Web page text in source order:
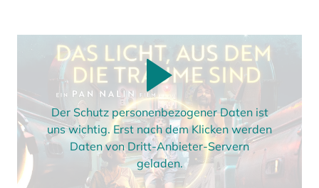
Der Schutz personenbezogener Daten ist
uns wichtig. Erst nach dem Klicken werden
Daten von Dritt-Anbieter-Servern
geladen.